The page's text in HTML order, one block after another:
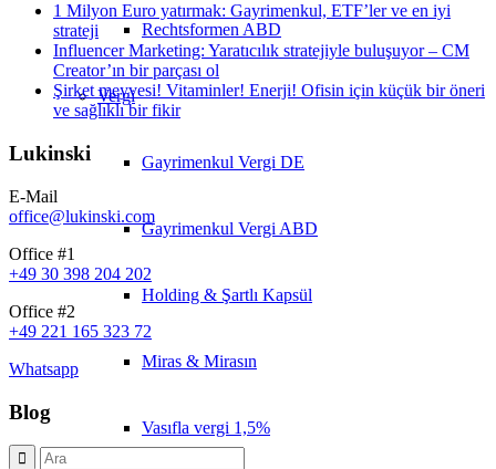
Rechtsformen ABD
Vergi
Gayrimenkul Vergi DE
Gayrimenkul Vergi ABD
Holding & Şartlı Kapsül
Miras & Mirasın
Vasıfla vergi 1,5%
1 Milyon Euro yatırmak: Gayrimenkul, ETF’ler ve en iyi
strateji
Influencer Marketing: Yaratıcılık stratejiyle buluşuyor – CM
Creator’ın bir parçası ol
Şirket meyvesi! Vitaminler! Enerji! Ofisin için küçük bir öneri
ve sağlıklı bir fikir
Lukinski
E-Mail
office@lukinski.com
Office #1
+49 30 398 204 202
Office #2
+49 221 165 323 72
Whatsapp
Blog